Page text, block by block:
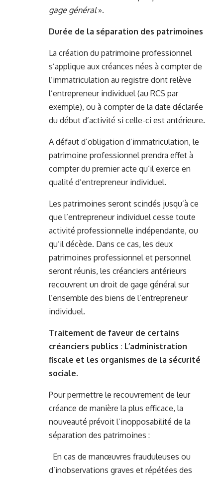
gage général».
Durée de la séparation des patrimoines
La création du patrimoine professionnel
s’applique aux créances nées à compter de
l’immatriculation au registre dont relève
l’entrepreneur individuel (au RCS par
exemple), ou à compter de la date déclarée
du début d’activité si celle-ci est antérieure.
A défaut d’obligation d’immatriculation, le
patrimoine professionnel prendra effet à
compter du premier acte qu’il exerce en
qualité d’entrepreneur individuel.
Les patrimoines seront scindés jusqu’à ce
que l’entrepreneur individuel cesse toute
activité professionnelle indépendante, ou
qu’il décède. Dans ce cas, les deux
patrimoines professionnel et personnel
seront réunis, les créanciers antérieurs
recouvrent un droit de gage général sur
l’ensemble des biens de l’entrepreneur
individuel.
Traitement de faveur de certains
créanciers publics : L’administration
fiscale et les organismes de la sécurité
sociale.
Pour permettre le recouvrement de leur
créance de manière la plus efficace, la
nouveauté prévoit l’inopposabilité de la
séparation des patrimoines :
En cas de manœuvres frauduleuses ou
d’inobservations graves et répétées des